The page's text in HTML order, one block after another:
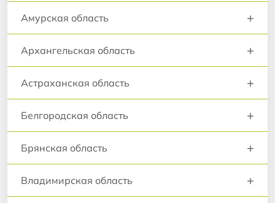
Амурская область +
Архангельская область +
Астраханская область +
Белгородская область +
Брянская область +
Владимирская область +